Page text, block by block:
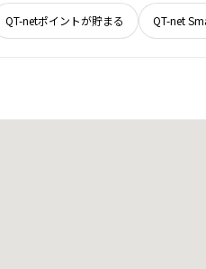
QT-netポイントが貯まる QT-net